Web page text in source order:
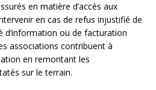
en matière d’accès aux
en cas de refus injustifié de
d’information ou de facturation
associations contribuent à
en remontant les
sur le terrain.